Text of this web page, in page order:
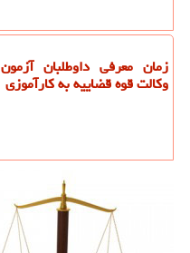
زمان معرفی داوطلبان آزمون
وکالت قوه قضاییه به کارآموزی